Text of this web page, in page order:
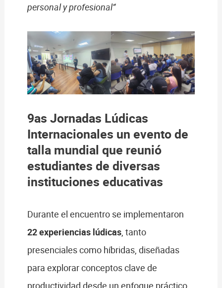
personal y profesional”
9as Jornadas Lúdicas
Internacionales un evento de
talla mundial que reunió
estudiantes de diversas
instituciones educativas
Durante el encuentro se implementaron
22 experiencias lúdicas, tanto
presenciales como híbridas, diseñadas
para explorar conceptos clave de